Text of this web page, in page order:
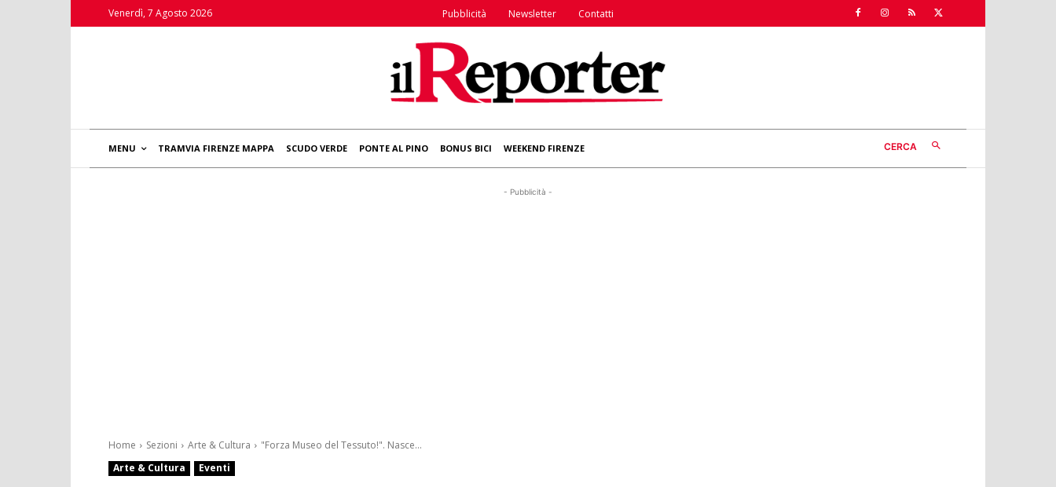
Venerdì, 7 Agosto 2026 Pubblicità Newsletter Contatti
MENU TRAMVIA FIRENZE MAPPA SCUDO VERDE PONTE AL PINO BONUS BICI WEEKEND FIRENZE CERCA
- Pubblicità -
Home Sezioni Arte & Cultura
"Forza Museo del Tessuto!". Nasce...
Arte & Cultura
Eventi